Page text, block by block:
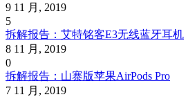
9 11 月, 2019
5
拆解报告：艾特铭客E3无线蓝牙耳机
8 11 月, 2019
0
拆解报告：山寨版苹果AirPods Pro
7 11 月, 2019